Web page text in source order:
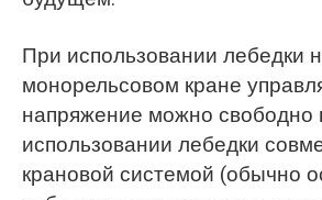
При использовании лебедки
монорельсовом кране
напряжение можно свободно
использовании лебедки
крановой системой (обычно